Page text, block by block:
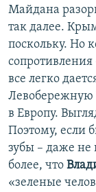
Майдана
так далее.
поскольку. Но
сопротивления
все легко
Левобережную
в Европу.
Поэтому, если
зубы – даже не
более, что
«зеленые